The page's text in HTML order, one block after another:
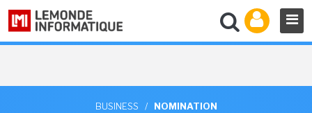
BUSINESS / NOMINATION